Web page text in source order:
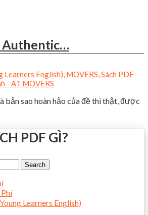
Authentic…
Learners English), MOVERS,Sách PDF
- A1 MOVERS
bản sao hoàn hảo của đề thi thật, được
PDF GÌ?
Learners English)